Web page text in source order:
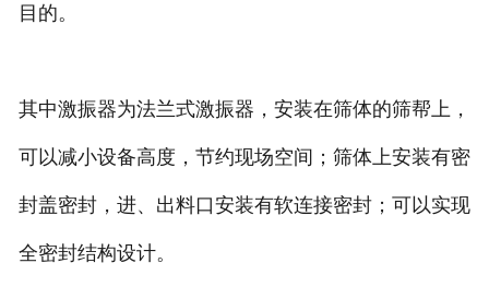
目的。
其中激振器为法兰式激振器，安装在筛体的筛帮上，
可以减小设备高度，节约现场空间；筛体上安装有密
封盖密封，进、出料口安装有软连接密封；可以实现
全密封结构设计。